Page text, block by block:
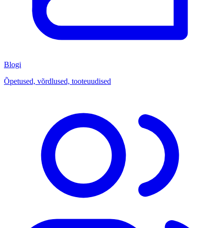
Blogi
Õpetused, võrdlused, tooteuudised